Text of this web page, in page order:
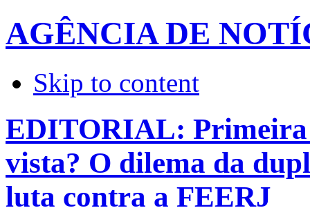
AGÊNCIA DE
Skip to content
EDITORIAL: Primeira
vista? O dilema da
luta contra a FEERJ